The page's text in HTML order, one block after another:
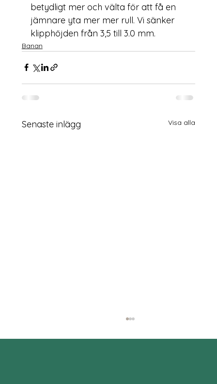
betydligt mer och välta för att få en
jämnare yta mer mer rull. Vi sänker
klipphöjden från 3,5 till 3.0 mm.
Banan
Senaste inlägg Visa alla